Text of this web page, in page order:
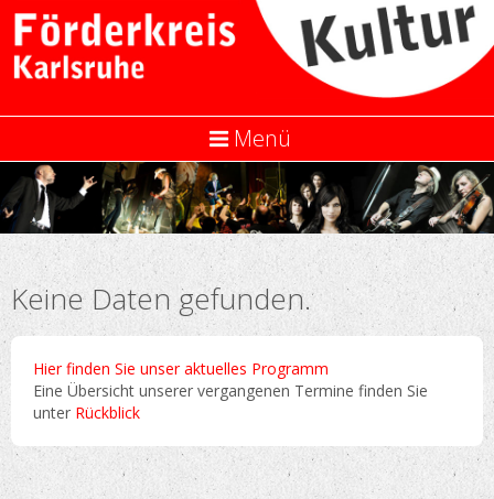
Menü
Keine Daten gefunden.
Hier finden Sie unser aktuelles Programm
Eine Übersicht unserer vergangenen Termine finden Sie
unter Rückblick